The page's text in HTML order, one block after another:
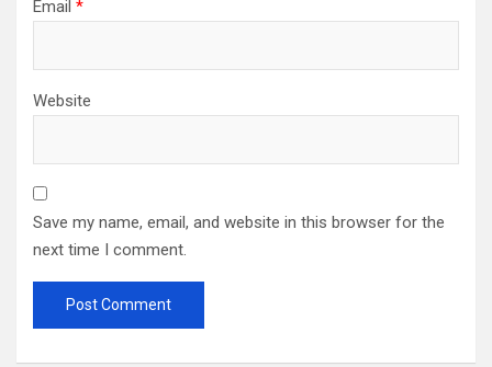
Email *
Website
Save my name, email, and website in this browser for the
next time I comment.